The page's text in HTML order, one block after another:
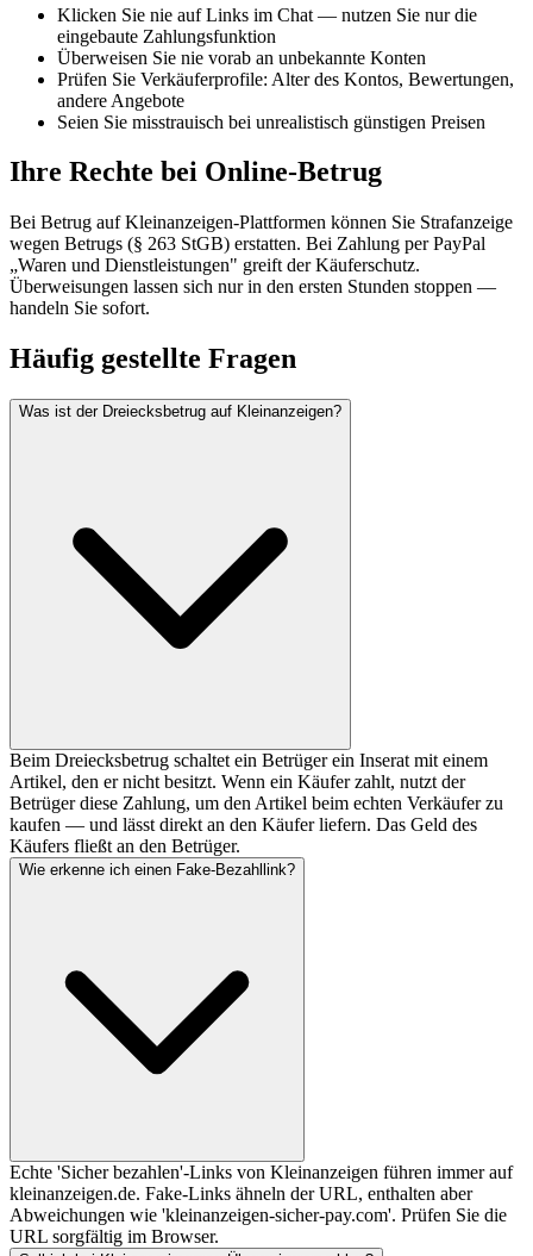
Klicken Sie nie auf Links im Chat — nutzen Sie nur die
eingebaute Zahlungsfunktion
Überweisen Sie nie vorab an unbekannte Konten
Prüfen Sie Verkäuferprofile: Alter des Kontos, Bewertungen,
andere Angebote
Seien Sie misstrauisch bei unrealistisch günstigen Preisen
Ihre Rechte bei Online-Betrug
Bei Betrug auf Kleinanzeigen-Plattformen können Sie Strafanzeige
wegen Betrugs (§ 263 StGB) erstatten. Bei Zahlung per PayPal
„Waren und Dienstleistungen" greift der Käuferschutz.
Überweisungen lassen sich nur in den ersten Stunden stoppen —
handeln Sie sofort.
Häufig gestellte Fragen
Was ist der Dreiecksbetrug auf Kleinanzeigen?
Beim Dreiecksbetrug schaltet ein Betrüger ein Inserat mit einem
Artikel, den er nicht besitzt. Wenn ein Käufer zahlt, nutzt der
Betrüger diese Zahlung, um den Artikel beim echten Verkäufer zu
kaufen — und lässt direkt an den Käufer liefern. Das Geld des
Käufers fließt an den Betrüger.
Wie erkenne ich einen Fake-Bezahllink?
Echte 'Sicher bezahlen'-Links von Kleinanzeigen führen immer auf
kleinanzeigen.de. Fake-Links ähneln der URL, enthalten aber
Abweichungen wie 'kleinanzeigen-sicher-pay.com'. Prüfen Sie die
URL sorgfältig im Browser.